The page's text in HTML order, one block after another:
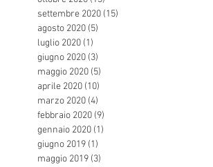
settembre 2020 (15)
agosto 2020 (5)
luglio 2020 (1)
giugno 2020 (3)
maggio 2020 (5)
aprile 2020 (10)
marzo 2020 (4)
febbraio 2020 (9)
gennaio 2020 (1)
giugno 2019 (1)
maggio 2019 (3)